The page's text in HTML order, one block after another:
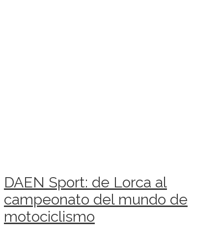
DAEN Sport: de Lorca al
campeonato del mundo de
motociclismo